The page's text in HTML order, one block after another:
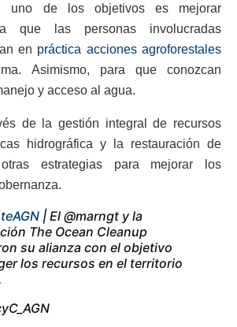
uno de los objetivos es mejorar
que las personas involucradas
en práctica acciones agroforestales
Asimismo, para que conozcan
y acceso al agua.
de la gestión integral de recursos
hidrográfica y la restauración de
estrategias para mejorar los
| El @marngt y la
The Ocean Cleanup
su alianza con el objetivo
los recursos en el territorio